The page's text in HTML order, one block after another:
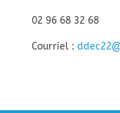
02 96 68 32 68
Courriel :